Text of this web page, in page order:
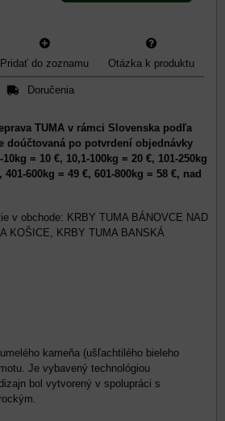
Pridať do zoznamu Otázka k produktu
Doručenia
TUMA v rámci Slovenska podľa
doúčtovaná po potvrdení objednávky
= 10 €, 10,1-100kg = 20 €, 101-250kg
600kg = 49 €, 601-800kg = 58 €, nad
KRBY TUMA BÁNOVCE NAD
KOŠICE, KRBY TUMA BANSKÁ
kameňa (ušľachtilého bieleho
Je vybavený technológiou
dizajn bol vytvorený v spolupráci s